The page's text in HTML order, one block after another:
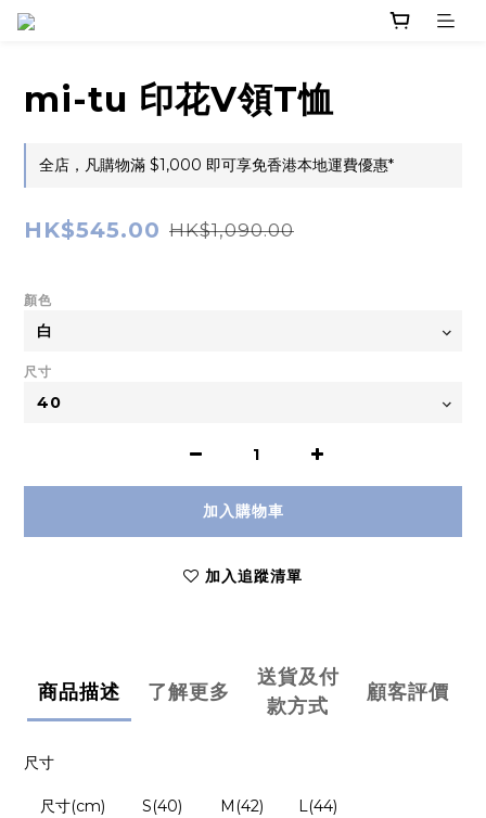
mi-tu 印花V領T恤
全店，凡購物滿 $1,000 即可享免香港本地運費優惠*
HK$545.00 HK$1,090.00
顏色
尺寸
加入購物車
加入追蹤清單
商品描述 了解更多
送貨及付
款方式
顧客評價
尺寸
尺寸(cm) S(40) M(42)
L(44)